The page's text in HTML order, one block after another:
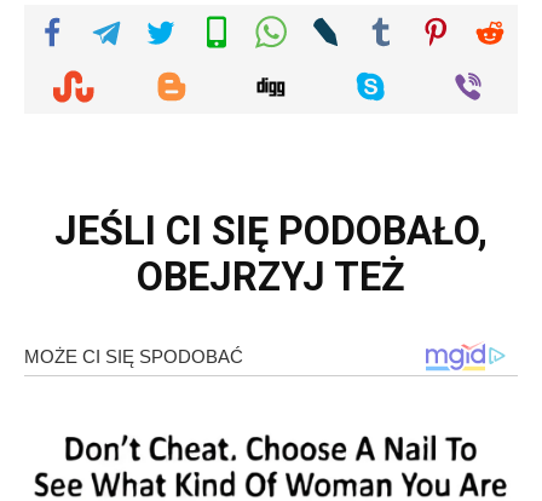
JEŚLI CI SIĘ PODOBAŁO,
OBEJRZYJ TEŻ